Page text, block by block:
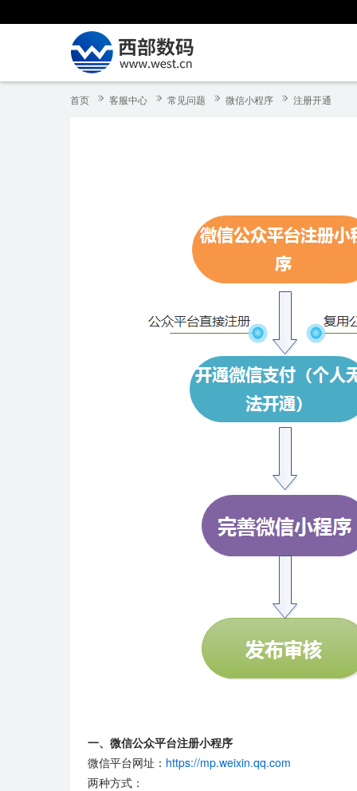
首页 客服中心 常见问题 微信小程序 注册开通
一、微信公众平台注册小程序
微信平台网址： https://mp.weixin.qq.com
两种方式：